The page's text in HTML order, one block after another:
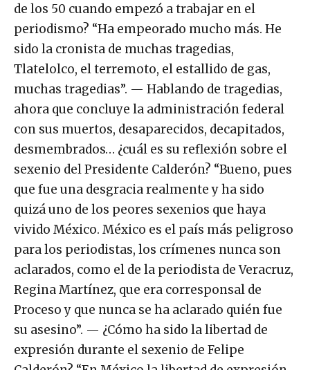
de los 50 cuando empezó a trabajar en el
periodismo? “Ha empeorado mucho más. He
sido la cronista de muchas tragedias,
Tlatelolco, el terremoto, el estallido de gas,
muchas tragedias”. — Hablando de tragedias,
ahora que concluye la administración federal
con sus muertos, desaparecidos, decapitados,
desmembrados… ¿cuál es su reflexión sobre el
sexenio del Presidente Calderón? “Bueno, pues
que fue una desgracia realmente y ha sido
quizá uno de los peores sexenios que haya
vivido México. México es el país más peligroso
para los periodistas, los crímenes nunca son
aclarados, como el de la periodista de Veracruz,
Regina Martínez, que era corresponsal de
Proceso y que nunca se ha aclarado quién fue
su asesino”. — ¿Cómo ha sido la libertad de
expresión durante el sexenio de Felipe